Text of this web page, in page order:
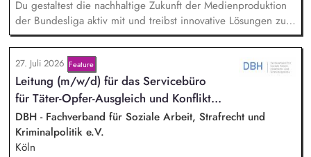
Du gestaltest die nachhaltige Zukunft der Medienproduktion
der Bundesliga aktiv mit und treibst innovative Lösungen zur
Reduzierung von Emissionen voran. Dein Fokus liegt auf der
Evaluierung von Reduktionspotentialen von TV-
Produktionskonzepten hinsichtlich Co2e-Fußabdruck,
Durchführung einer Machbarkeitsstudie zur emissionsfreien
USV-Stromversorgung sowie der Koordination interner und
externer Stakeholder.
27. Juli 2026 Feature
Lei­tung (m/w/d) für das Servicebüro
für Tä­ter-Op­fer-Aus­gleich und Kon­flikt­...
DBH - Fachverband für Soziale Arbeit, Strafrecht und
Kriminalpolitik e.V.
Köln